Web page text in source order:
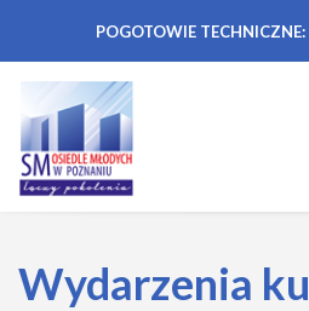
POGOTOWIE TECHNICZNE:
Wydarzenia